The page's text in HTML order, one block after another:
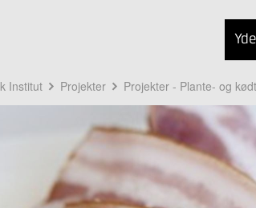
Institut Projekter Projekter - Plante- og